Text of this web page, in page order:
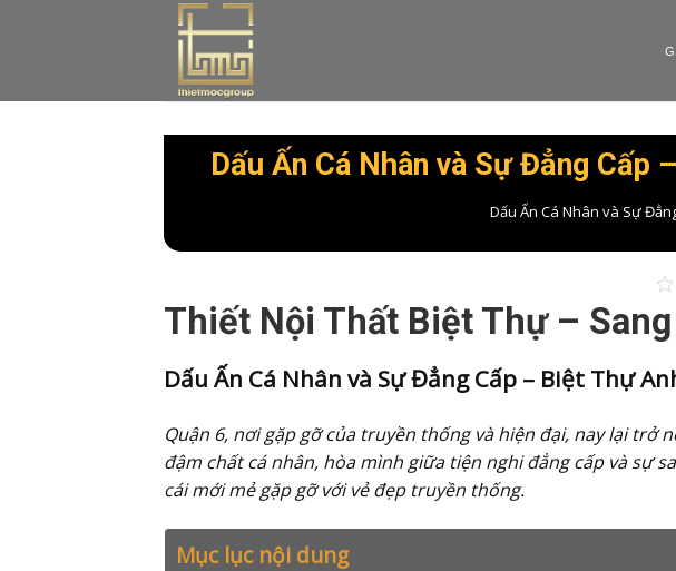
Dấu Ấn Cá Nhân và Sự Đẳng
Dấu Ấn Cá Nhân và Sự
Thiết Nội Thất Biệt Thự –
Dấu Ấn Cá Nhân và Sự Đẳng Cấp – Biệt Thự
Quận 6, nơi gặp gỡ của truyền thống và hiện đại, nay lại trở
đậm chất cá nhân, hòa mình giữa tiện nghi đẳng cấp và sự
cái mới mẻ gặp gỡ với vẻ đẹp truyền thống.
Mục lục nội dung